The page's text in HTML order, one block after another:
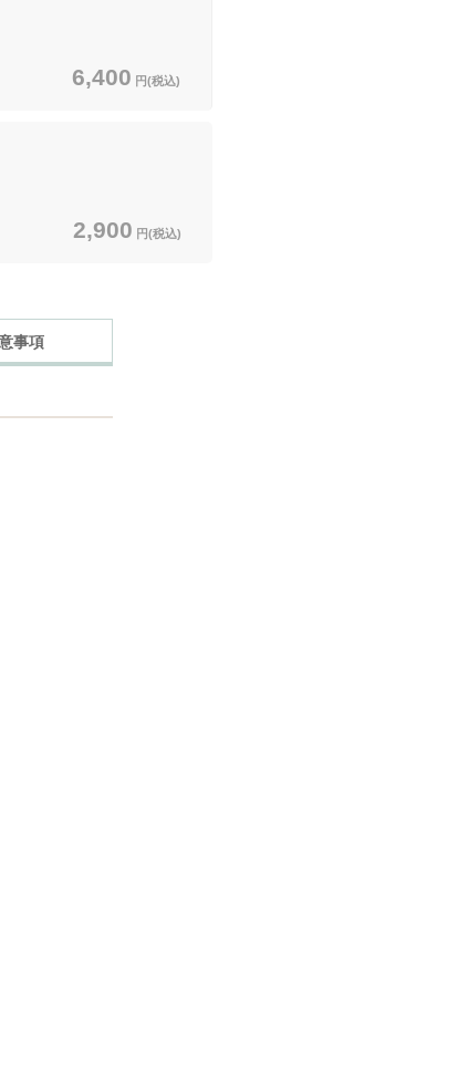
6,400 円(税込)
2,900 円(税込)
事項